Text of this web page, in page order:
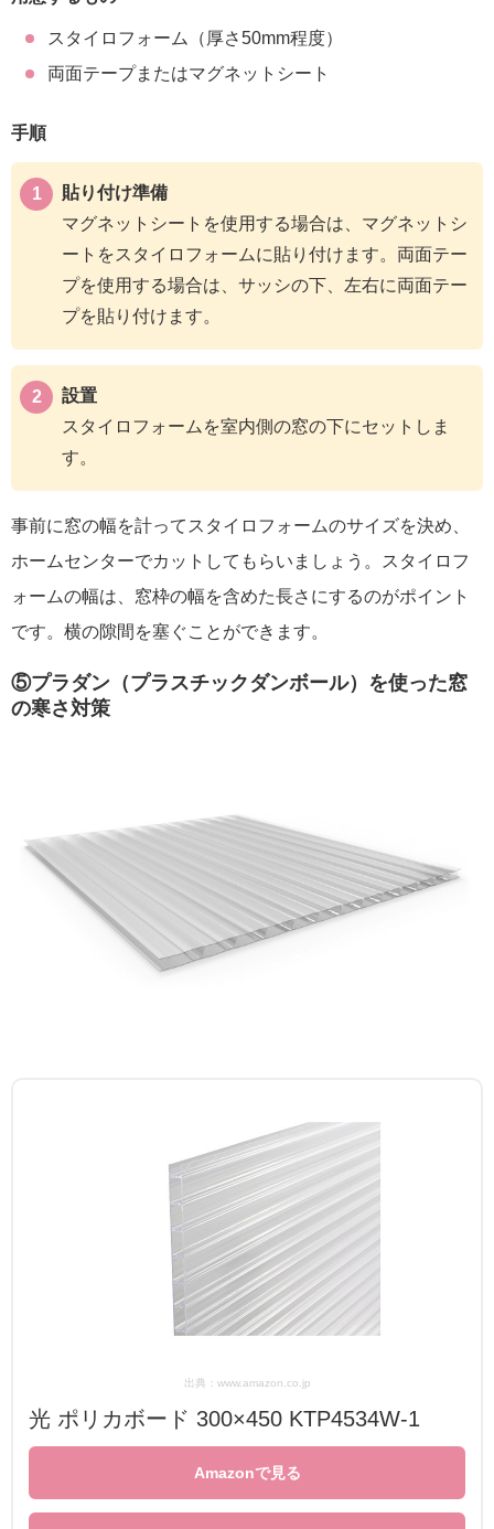
スタイロフォーム（厚さ50mm程度）
両面テープまたはマグネットシート
手順
貼り付け準備
マグネットシートを使用する場合は、マグネットシ
ートをスタイロフォームに貼り付けます。両面テー
プを使用する場合は、サッシの下、左右に両面テー
プを貼り付けます。
設置
スタイロフォームを室内側の窓の下にセットしま
す。
事前に窓の幅を計ってスタイロフォームのサイズを決め、
ホームセンターでカットしてもらいましょう。スタイロフ
ォームの幅は、窓枠の幅を含めた長さにするのがポイント
です。横の隙間を塞ぐことができます。
⑤プラダン（プラスチックダンボール）を使った窓
の寒さ対策
出典：www.amazon.co.jp
光 ポリカボード 300×450 KTP4534W-1
Amazonで見る